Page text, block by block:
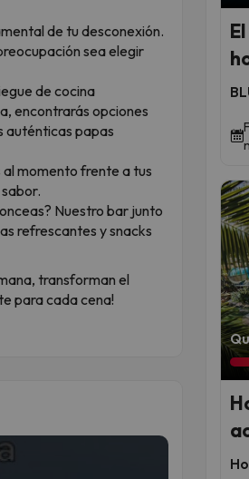
de tu desconexión.
sea elegir
de cocina
encontrarás opciones
auténticas papas
momento frente a tus
Nuestro bar junto
refrescantes y snacks
transforman el
para cada cena!